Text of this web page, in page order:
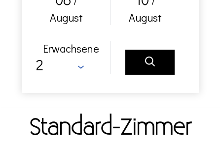
August
August
Erwachsene
Standard-Zimmer